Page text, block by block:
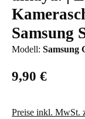
Samsung
Modell: Samsung
9,90 €
Preise inkl. MwSt.